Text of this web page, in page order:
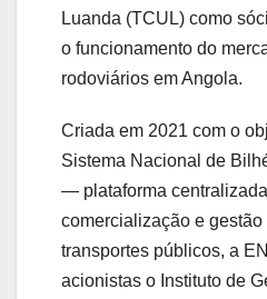
Luanda (TCUL) como
o funcionamento do
rodoviários em Angola.
Criada em 2021 com o
Sistema Nacional de
— plataforma
comercialização e
transportes públicos, a
acionistas o Instituto de